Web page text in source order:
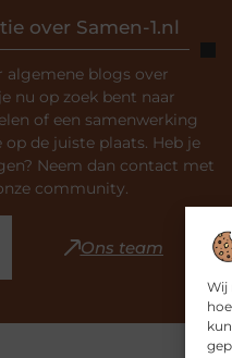
Wij
over Samen-1.nl
algemene blogs over
nu op zoek bent naar
of een samenwerking
de juiste plaats. Heb je
Neem dan contact met
community.
Ons team